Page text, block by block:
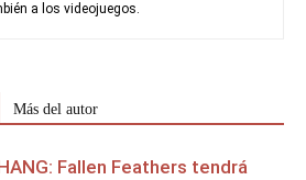
a los videojuegos.
Más del autor
Fallen Feathers tendrá